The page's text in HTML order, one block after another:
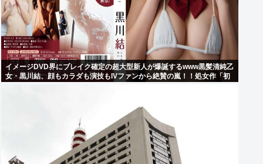
イメージDVD界にブレイク確定の超大型新人が爆誕するwww黒髪清純乙
女・黒川結、顔もカラダも演技もIVファンから絶賛の嵐！！処女作「初